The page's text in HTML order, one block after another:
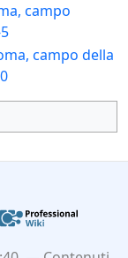
campo
campo della